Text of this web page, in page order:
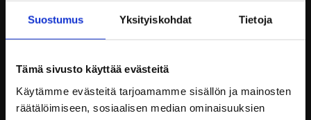
Suostumus Yksityiskohdat Tietoja
Tämä sivusto käyttää evästeitä
Käytämme evästeitä tarjoamamme sisällön ja mainosten
räätälöimiseen, sosiaalisen median ominaisuuksien
Hämeenpuisto 28
33200 Tampere